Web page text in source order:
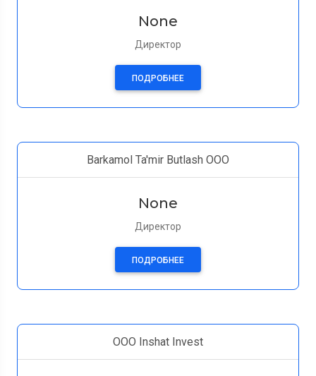
None
Директор
ПОДРОБНЕЕ
Barkamol Ta'mir Butlash OOO
None
Директор
ПОДРОБНЕЕ
ООО Inshat Invest